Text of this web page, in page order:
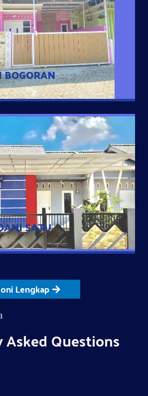
BOGORAN
BOGORAN
Minimalis dengan Konsep Rumah Pintar
Penghuni mengakses rumahnya
SATU
SATU
nyaman dengan harga subsidi hanya 100
strategis di Tuban
Lengkap
Questions